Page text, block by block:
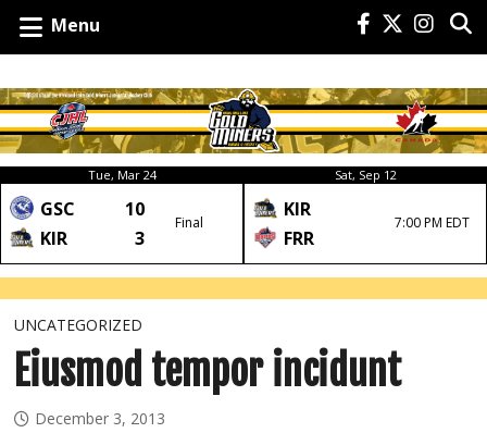
Menu
Tue, Mar 24
GSC
10
KIR
3
Final
Sat, Sep 12
KIR
FRR
7:00 PM EDT
UNCATEGORIZED
Eiusmod tempor incidunt
December 3, 2013